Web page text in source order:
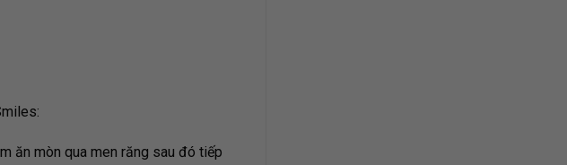
ăn mòn qua men răng sau đó tiếp